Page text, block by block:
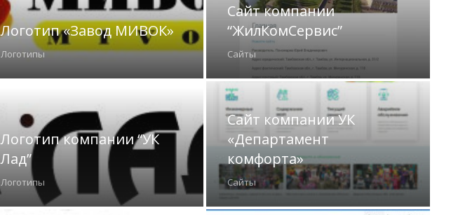
Логотип «Завод МИВОК»
Логотипы
Сайт компании
“ЖилКомСервис”
Сайты
Логотип компании “УК
Лад”
Логотипы
Сайт компании УК
«Департамент
комфорта»
Сайты